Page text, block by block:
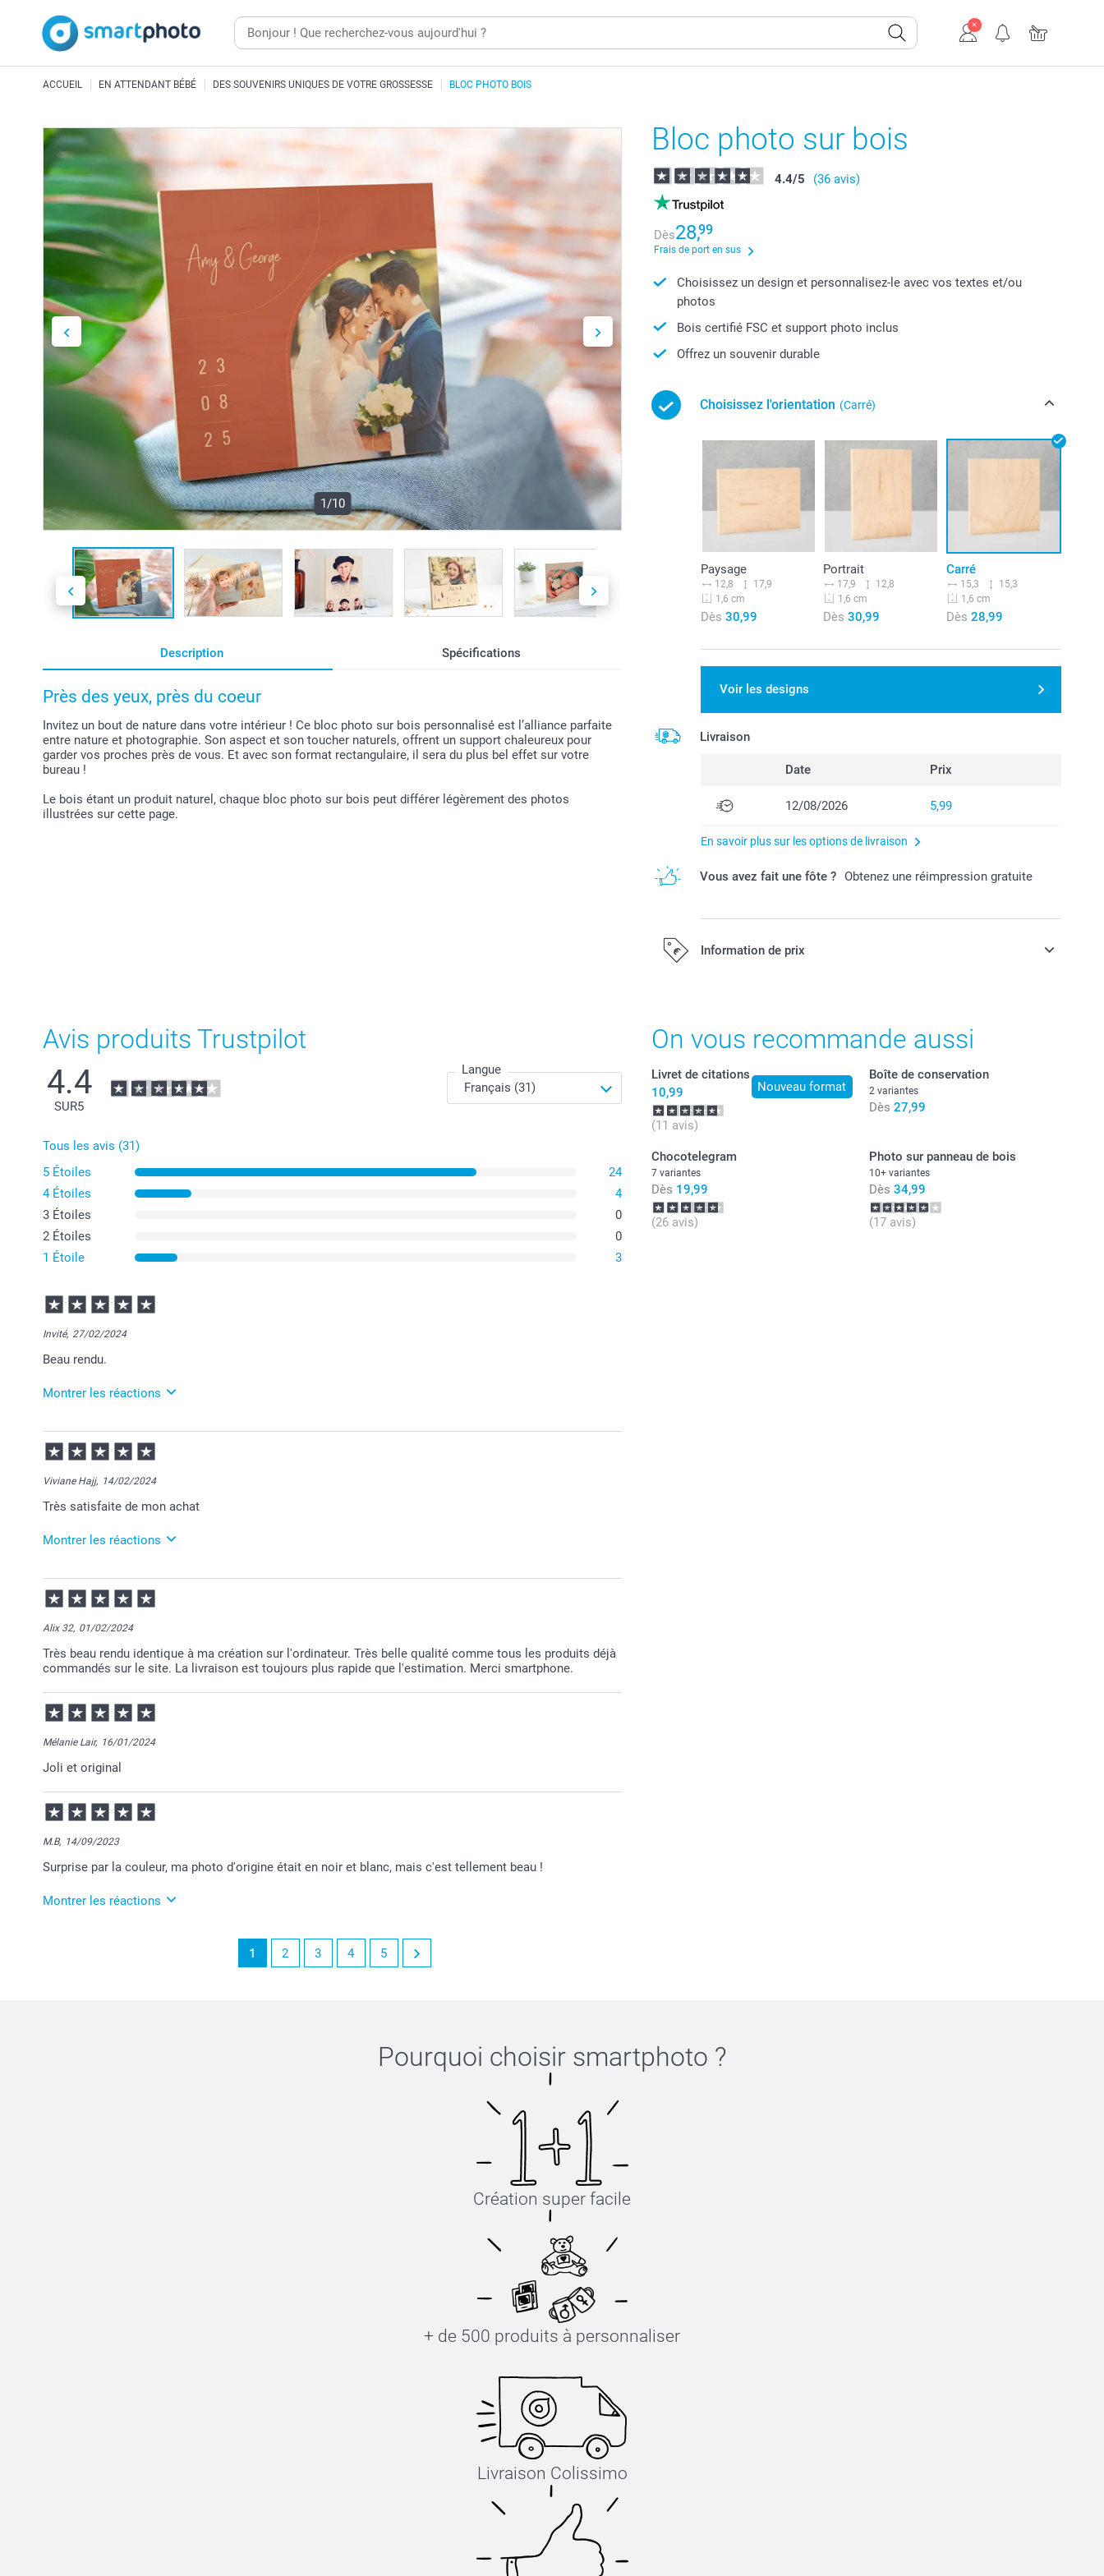
ACCUEIL EN ATTENDANT BÉBÉ DES SOUVENIRS UNIQUES DE VOTRE GROSSESSE BLOC PHOTO BOIS
1/10
Description Spécifications
Près des yeux, près du coeur
Invitez un bout de nature dans votre intérieur ! Ce bloc photo sur bois personnalisé est l’alliance parfaite
entre nature et photographie. Son aspect et son toucher naturels, offrent un support chaleureux pour
garder vos proches près de vous. Et avec son format rectangulaire, il sera du plus bel effet sur votre
bureau !
Le bois étant un produit naturel, chaque bloc photo sur bois peut différer légèrement des photos
illustrées sur cette page.
Bloc photo sur bois
4.4/5 (36 avis)
Dès28,99
Frais de port en sus
Choisissez un design et personnalisez-le avec vos textes et/ou
photos
Bois certifié FSC et support photo inclus
Offrez un souvenir durable
Choisissez l'orientation (Carré)
Paysage
12,8
17,9
1,6 cm
Dès 30,99
Portrait
17,9
12,8
1,6 cm
Dès 30,99
Carré
15,3
15,3
1,6 cm
Dès 28,99
Voir les designs
Livraison
Date Prix
12/08/2026 5,99
En savoir plus sur les options de livraison
Vous avez fait une fôte ? Obtenez une réimpression gratuite
Information de prix
Avis produits Trustpilot
4.4
SUR5
Langue
Tous les avis (31)
5 Étoiles
24
4 Étoiles
4
3 Étoiles
0
2 Étoiles
0
1 Étoile
3
Invité, 27/02/2024
Beau rendu.
Montrer les réactions
28/02/2024
09:16
Merci beaucoup de votre avis.
authentiques.
Je suis ravie de savoir que votre produit vous apporte satisfaction :-)
Bien cordialement,
Julie@Smartphoto
Viviane Hajj, 14/02/2024
Très satisfaite de mon achat
Montrer les réactions
27/02/2024
12:58
Merci pour ce chouette commentaire!
Revenez nous voir bientôt.
Julie@Smartphoto
Alix 32, 01/02/2024
Très beau rendu identique à ma création sur l'ordinateur. Très belle qualité comme tous les produits déjà
commandés sur le site. La livraison est toujours plus rapide que l'estimation. Merci smartphone.
Mélanie Lair, 16/01/2024
Joli et original
M.B, 14/09/2023
Surprise par la couleur, ma photo d'origine était en noir et blanc, mais c'est tellement beau !
Montrer les réactions
1 2 3 4 5
On vous recommande aussi
Nouveau format
Livret de citations
10,99
(11 avis)
Boîte de conservation
2 variantes
Dès 27,99
Chocotelegram
7 variantes
Dès 19,99
(26 avis)
Photo sur panneau de bois
10+ variantes
Dès 34,99
(17 avis)
Pourquoi choisir smartphoto ?
Création super facile
+ de 500 produits à personnaliser
Livraison Colissimo